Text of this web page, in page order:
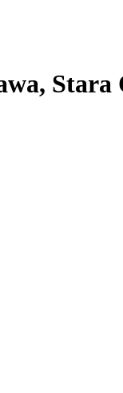
Stara